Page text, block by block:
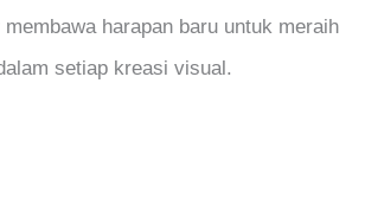
harapan baru untuk meraih
setiap kreasi visual.